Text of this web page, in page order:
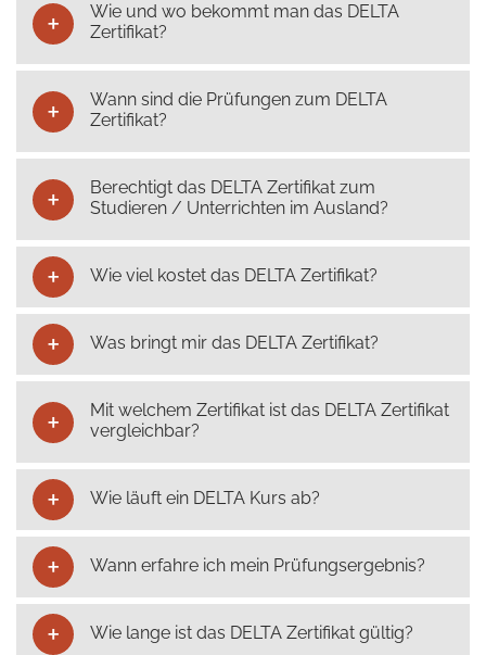
Wie und wo bekommt man das DELTA
Zertifikat?
Wann sind die Prüfungen zum DELTA
Zertifikat?
Berechtigt das DELTA Zertifikat zum
Studieren / Unterrichten im Ausland?
Wie viel kostet das DELTA Zertifikat?
Was bringt mir das DELTA Zertifikat?
Mit welchem Zertifikat ist das DELTA Zertifikat
vergleichbar?
Wie läuft ein DELTA Kurs ab?
Wann erfahre ich mein Prüfungsergebnis?
Wie lange ist das DELTA Zertifikat gültig?